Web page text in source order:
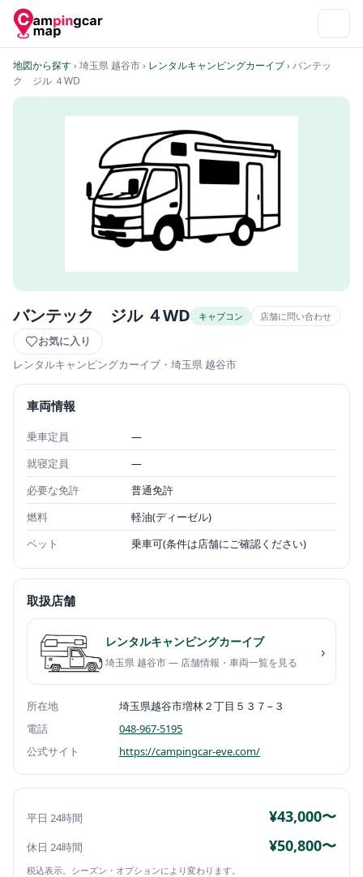
地図から探す› 埼玉県 越谷市› レンタルキャンピングカーイブ› バンテッ
ク ジル ４WD
バンテック ジル ４WD キャブコン 店舗に問い合わせ
お気に入り
レンタルキャンピングカーイブ ・埼玉県 越谷市
車両情報
乗車定員
—
就寝定員
—
必要な免許
普通免許
燃料
軽油(ディーゼル)
ペット
乗車可(条件は店舗にご確認ください)
取扱店舗
レンタルキャンピングカーイブ
埼玉県 越谷市 — 店舗情報・車両一覧を見る
›
所在地
埼玉県越谷市増林２丁目５３７−３
電話
048-967-5195
公式サイト
https://campingcar-eve.com/
平日 24時間 ¥43,000〜
休日 24時間 ¥50,800〜
税込表示。シーズン・オプションにより変わります。